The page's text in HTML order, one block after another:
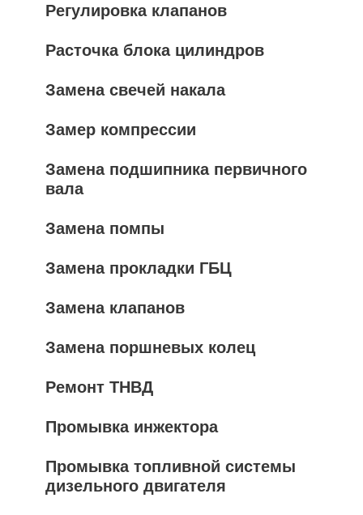
Регулировка клапанов
Расточка блока цилиндров
Замена свечей накала
Замер компрессии
Замена подшипника первичного
вала
Замена помпы
Замена прокладки ГБЦ
Замена клапанов
Замена поршневых колец
Ремонт ТНВД
Промывка инжектора
Промывка топливной системы
дизельного двигателя